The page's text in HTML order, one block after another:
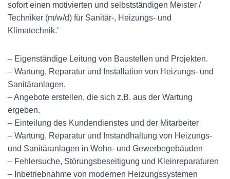
sofort einen motivierten und selbstständigen Meister /
Techniker (m/w/d) für Sanitär-, Heizungs- und
Klimatechnik.‘
– Eigenständige Leitung von Baustellen und Projekten.
– Wartung, Reparatur und Installation von Heizungs- und
Sanitäranlagen.
– Angebote erstellen, die sich z.B. aus der Wartung
ergeben.
– Einteilung des Kundendienstes und der Mitarbeiter
– Wartung, Reparatur und Instandhaltung von Heizungs-
und Sanitäranlagen in Wohn- und Gewerbegebäuden
– Fehlersuche, Störungsbeseitigung und Kleinreparaturen
– Inbetriebnahme von modernen Heizungssystemen